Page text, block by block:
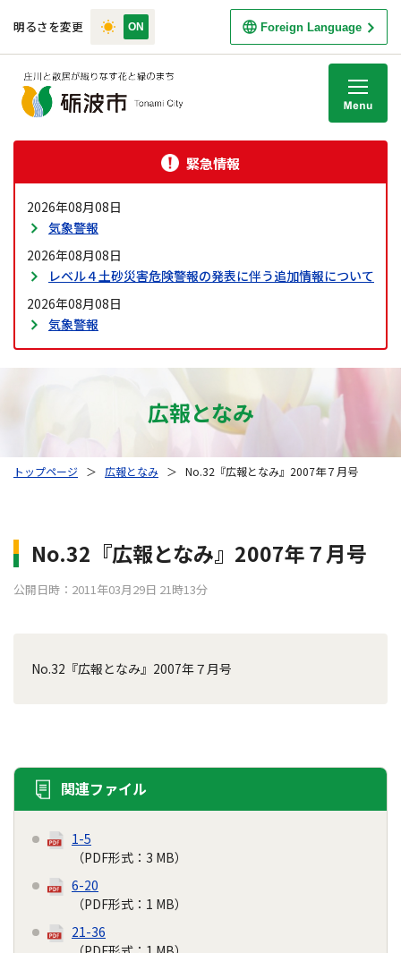
明るさを変更 Foreign Language
緊急情報
2026年08月08日
気象警報
2026年08月08日
レベル４土砂災害危険警報の発表に伴う追加情報について
2026年08月08日
気象警報
広報となみ
トップページ ＞ 広報となみ ＞ No.32『広報となみ』2007年７月号
No.32『広報となみ』2007年７月号
公開日時：2011年03月29日 21時13分
No.32『広報となみ』2007年７月号
関連ファイル
1-5
（PDF形式：3 MB）
6-20
（PDF形式：1 MB）
21-36